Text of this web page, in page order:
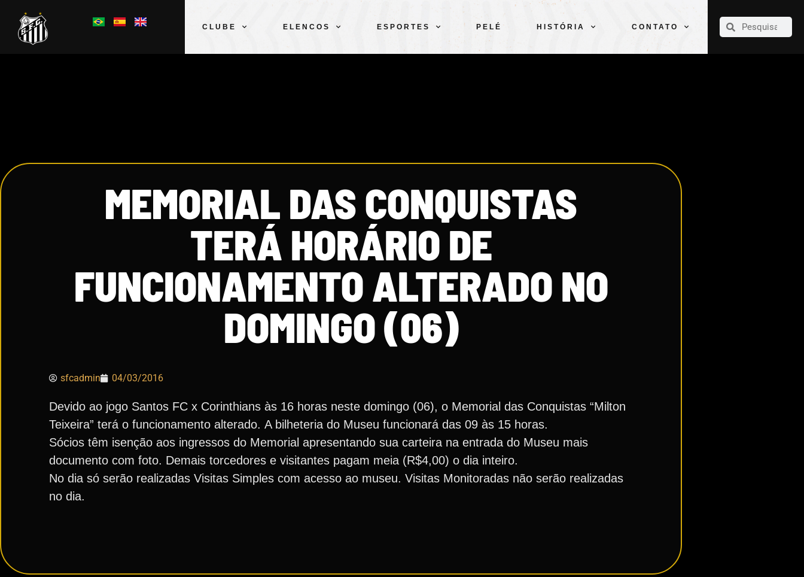
CLUBE ELENCOS ESPORTES PELÉ HISTÓRIA CONTATO
CLUBE
MEMORIAL DAS CONQUISTAS
TERÁ HORÁRIO DE
FUNCIONAMENTO ALTERADO NO
DOMINGO (06)
sfcadmin 04/03/2016
Devido ao jogo Santos FC x Corinthians às 16 horas neste domingo (06), o Memorial das Conquistas “Milton
Teixeira” terá o funcionamento alterado. A bilheteria do Museu funcionará das 09 às 15 horas.
Sócios têm isenção aos ingressos do Memorial apresentando sua carteira na entrada do Museu mais
documento com foto. Demais torcedores e visitantes pagam meia (R$4,00) o dia inteiro.
No dia só serão realizadas Visitas Simples com acesso ao museu. Visitas Monitoradas não serão realizadas
no dia.